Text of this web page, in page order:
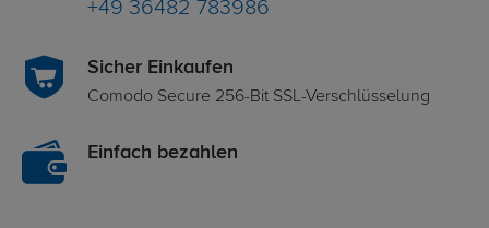
+49 36482 783986
Sicher Einkaufen
Comodo Secure 256-Bit SSL-Verschlüsselung
Einfach bezahlen